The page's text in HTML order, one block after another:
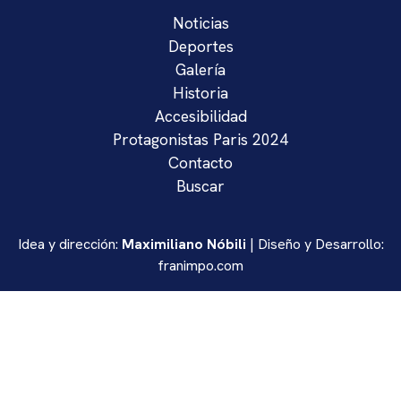
Galería
Historia
Accesibilidad
Protagonistas Paris 2024
Contacto
Buscar